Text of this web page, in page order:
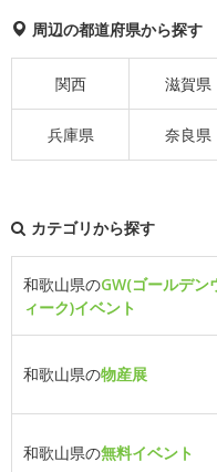
周辺の都道府県から探す
関西 滋賀県
兵庫県 奈良県
カテゴリから探す
和歌山県のGW(ゴールデン
ィーク)イベント
和歌山県の物産展
和歌山県の無料イベント